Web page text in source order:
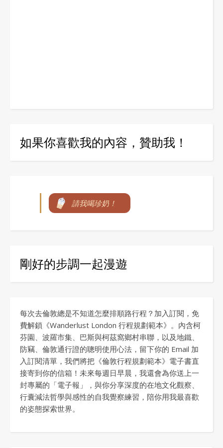
如果你喜歡我的內容，贊助我！
請我喝珍奶！
剛好的步調一起漫遊
每次去倫敦總是不知道怎麼排順路行程？加入訂閱，免
費解鎖《Wanderlust London 行程規劃範本》。內含柯
芬園、波羅市集、巴斯與柯茲窩鄉村串聯，以及地鐵、
防竊、倫敦通行證的聰明使用心法，留下你的 Email 加
入訂閱清單，我們將把《倫敦行程規劃範本》電子書直
接寄到你的信箱！未來每週日早晨，我還會為你送上一
封專屬的「電子報」，與你分享深度的在地文化觀察、
行囊減法哲學與感性的自我覺察練習，陪你用我最喜歡
的姿態探索世界。